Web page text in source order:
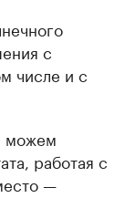
с
числе и с
можем
работая с
—